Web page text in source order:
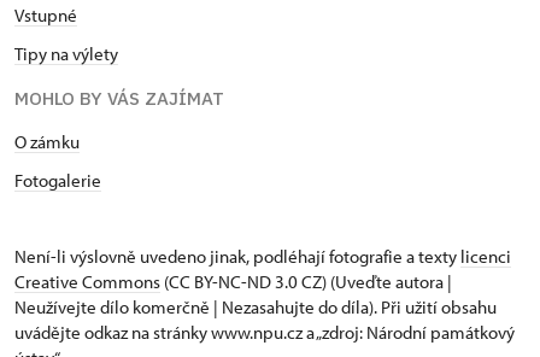
Vstupné
Tipy na výlety
MOHLO BY VÁS ZAJÍMAT
O zámku
Fotogalerie
Není-li výslovně uvedeno jinak, podléhají fotografie a texty licenci
Creative Commons (CC BY-NC-ND 3.0 CZ) (Uveďte autora |
Neužívejte dílo komerčně | Nezasahujte do díla). Při užití obsahu
uvádějte odkaz na stránky www.npu.cz a „zdroj: Národní památkový